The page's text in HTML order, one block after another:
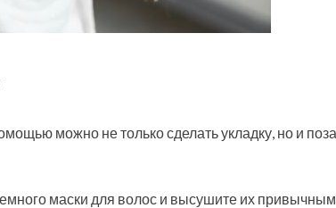
можно не толькосделать укладку, но и
маски для волос и высушите их